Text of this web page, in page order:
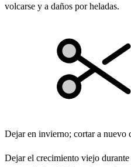
volcarse y a daños por heladas.
Dejar en invierno; cortar a nuevo
Dejar el crecimiento viejo